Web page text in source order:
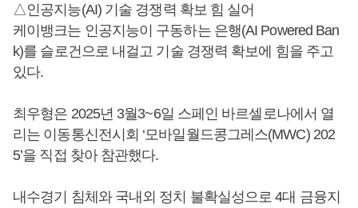
△인공지능(AI) 기술 경쟁력 확보 힘 실어
케이뱅크는 인공지능이 구동하는 은행(AI Powered Ban
k)를 슬로건으로 내걸고 기술 경쟁력 확보에 힘을 주고
있다.
최우형은 2025년 3월3~6일 스페인 바르셀로나에서 열
리는 이동통신전시회 ‘모바일월드콩그레스(MWC) 202
5’을 직접 찾아 참관했다.
내수경기 침체와 국내외 정치 불확실성으로 4대 금융지